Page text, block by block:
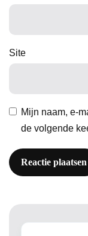
Site
Mijn naam, e-
de volgende